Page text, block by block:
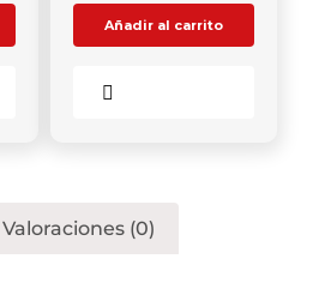
Añadir al carrito
Valoraciones (0)